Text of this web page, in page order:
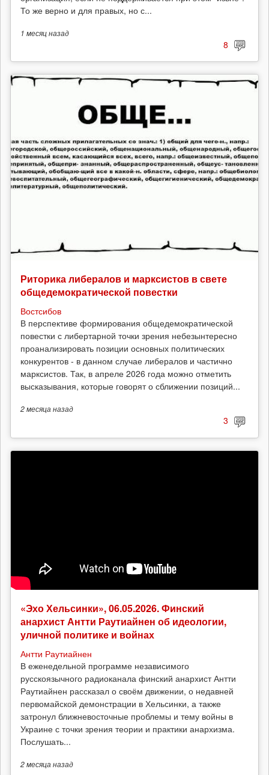
То же верно и для правых, но с...
1 месяцназад
8
Риторика либералов и марксистов в свете
общедемократической повестки
Востсибов
В перспективе формирования общедемократической
повестки с либертарной точки зрения небезынтересно
проанализировать позиции основных политических
конкурентов - в данном случае либералов и частично
марксистов. Так, в апреле 2026 года можно отметить
высказывания, которые говорят о сближении позиций...
2 месяцаназад
3
«Эхо Хельсинки», 06.05.2026. Финский
анархист Антти Раутиайнен об идеологии,
уличной политике и войнах
Антти Раутиайнен
В еженедельной программе независимого
русскоязычного радиоканала финский анархист Антти
Раутиайнен рассказал о своём движении, о недавней
первомайской демонстрации в Хельсинки, а также
затронул ближневосточные проблемы и тему войны в
Украине с точки зрения теории и практики анархизма.
Послушать...
2 месяцаназад